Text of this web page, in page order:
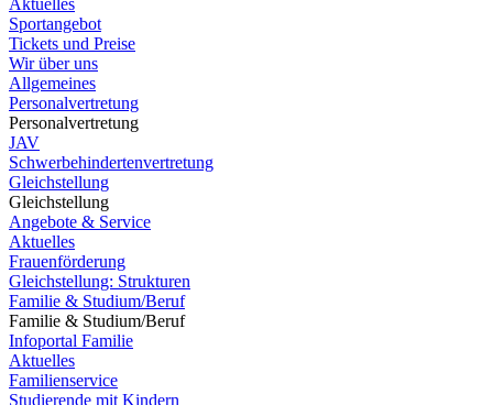
Aktuelles
Sportangebot
Tickets und Preise
Wir über uns
Allgemeines
Personalvertretung
Personalvertretung
JAV
Schwerbehindertenvertretung
Gleichstellung
Gleichstellung
Angebote & Service
Aktuelles
Frauenförderung
Gleichstellung: Strukturen
Familie & Studium/Beruf
Familie & Studium/Beruf
Infoportal Familie
Aktuelles
Familienservice
Studierende mit Kindern